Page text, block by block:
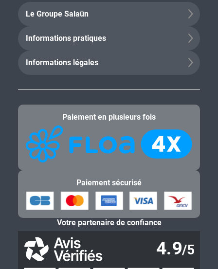
Le Groupe Salaün
Informations pratiques
Informations légales
Paiement en plusieurs fois
Paiement sécurisé
Votre partenaire de confiance